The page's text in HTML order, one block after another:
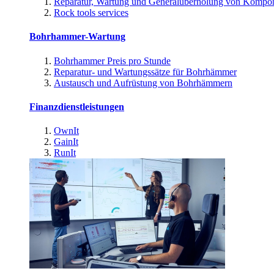
Rock tools services
Bohrhammer-Wartung
Bohrhammer Preis pro Stunde
Reparatur- und Wartungssätze für Bohrhämmer
Austausch und Aufrüstung von Bohrhämmern
Finanzdienstleistungen
OwnIt
GainIt
RunIt